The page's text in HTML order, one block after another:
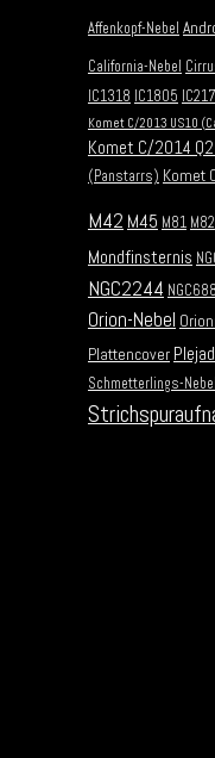
Affenkopf-Nebel
California-Nebel
IC1318 IC1805
Komet C/2013 US10
Komet C/2014
(Panstarrs) Komet
M42 M45 M81 M82
Mondfinsternis
NGC2244
Orion-Nebel
Plattencover
Schmetterlings-Nebel